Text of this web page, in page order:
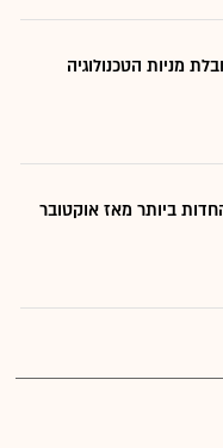
מניות הטכנולוגיה
ביותר מאז אוקטובר